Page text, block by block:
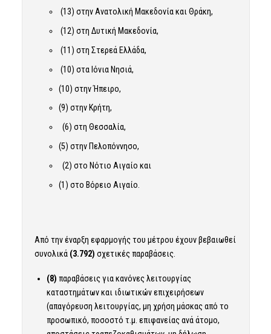
(13) στην Ανατολική Μακεδονία και Θράκη,
(12) στη Δυτική Μακεδονία,
(11) στη Στερεά Ελλάδα,
(10) στα Ιόνια Νησιά,
(10) στην Ήπειρο,
(9) στην Κρήτη,
(6) στη Θεσσαλία,
(5) στην Πελοπόννησο,
(2) στο Νότιο Αιγαίο και
(1) στο Βόρειο Αιγαίο.
Από την έναρξη εφαρμογής του μέτρου έχουν βεβαιωθεί
συνολικά (3.792) σχετικές παραβάσεις.
(8) παραβάσεις για κανόνες λειτουργίας
καταστημάτων και ιδιωτικών επιχειρήσεων
(απαγόρευση λειτουργίας, μη χρήση μάσκας από το
προσωπικό, ποσοστό τ.μ. επιφανείας ανά άτομο,